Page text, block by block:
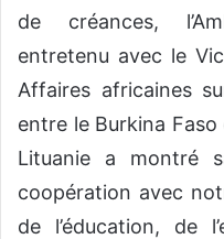
de créances,
entretenu avec le
Affaires africaines
entre le Burkina
Lituanie a montré
coopération avec
de l’éducation, de